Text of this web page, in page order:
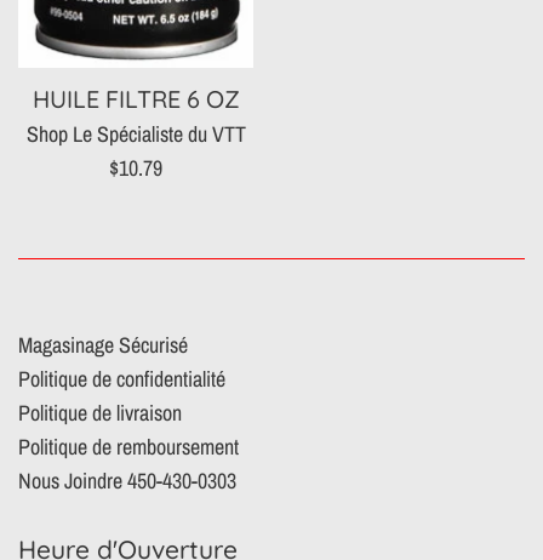
HUILE FILTRE 6 OZ
Shop Le Spécialiste du VTT
Prix
$10.79
Magasinage Sécurisé
Politique de confidentialité
Politique de livraison
Politique de remboursement
Nous Joindre 450-430-0303
Heure d'Ouverture